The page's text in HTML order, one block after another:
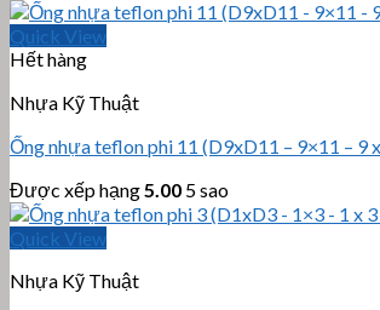
Quick View
Hết hàng
Nhựa Kỹ Thuật
Ống nhựa teflon phi 11 (D9xD11 – 9×11 – 9
Được xếp hạng 5.00 5 sao
Quick View
Nhựa Kỹ Thuật